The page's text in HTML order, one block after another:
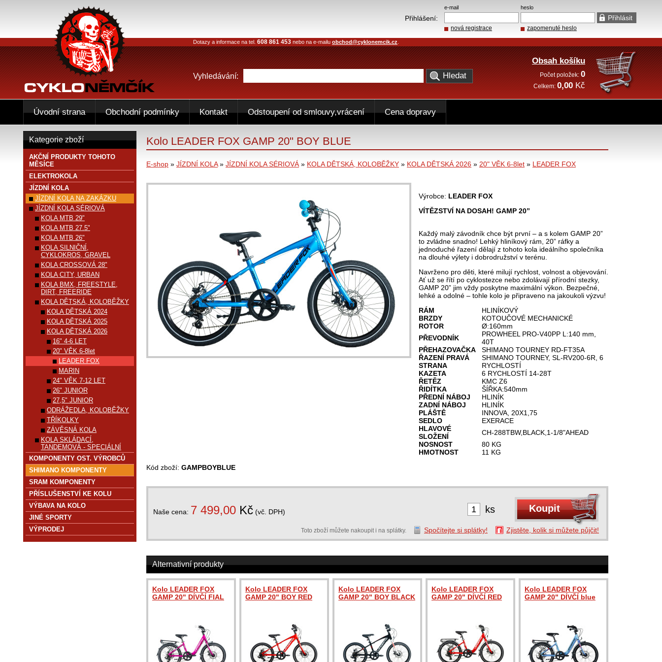
Kolo LEADER FOX GAMP 20" BOY BLUE
E-shop » JÍZDNÍ KOLA» JÍZDNÍ KOLA SÉRIOVÁ » KOLA DĚTSKÁ, KOLOBĚŽKY » KOLA DĚTSKÁ 2026 » 20" VĚK 6-8let » LEADER FOX
Výrobce: LEADER FOX
VÍTĚZSTVÍ NA DOSAH! GAMP 20”
Každý malý závodník chce být první – a s kolem GAMP 20”
to zvládne snadno! Lehký hliníkový rám, 20” ráfky a
jednoduché řazení dělají z tohoto kola ideálního společníka
na dlouhé výlety i dobrodružství v terénu.
Navrženo pro děti, které milují rychlost, volnost a objevování.
Ať už se řítí po cyklostezce nebo zdolávají přírodní stezky,
GAMP 20” jim vždy poskytne maximální výkon. Bezpečné,
lehké a odolné – tohle kolo je připraveno na jakoukoli výzvu!
RÁM
HLINÍKOVÝ
BRZDY
KOTOUČOVÉ MECHANICKÉ
ROTOR
Ø:160mm
PŘEVODNÍK
PROWHEEL PRO-V40PP L:140 mm,
40T
PŘEHAZOVAČKA
SHIMANO TOURNEY RD-FT35A
ŘAZENÍ PRAVÁ
STRANA
SHIMANO TOURNEY, SL-RV200-6R, 6
RYCHLOSTÍ
KAZETA
6 RYCHLOSTÍ 14-28T
ŘETĚZ
KMC Z6
ŘIDÍTKA
ŠÍŘKA:540mm
PŘEDNÍ NÁBOJ
HLINÍK
ZADNÍ NÁBOJ
HLINÍK
PLÁŠTĚ
INNOVA, 20X1,75
SEDLO
EXERACE
HLAVOVÉ
SLOŽENÍ
CH-288TBW,BLACK,1-1/8"AHEAD
NOSNOST
80 KG
HMOTNOST
11 KG
Kód zboží: GAMPBOYBLUE
Naše cena: 7 499,00 Kč (vč. DPH) ks
Toto zboží můžete nakoupit i na splátky. Spočítejte si splátky! Zjistěte, kolik si můžete půjčit!
Alternativní produkty
Kolo LEADER FOX
GAMP 20" DÍVČÍ FIAL
Kolo LEADER FOX
GAMP 20" BOY RED
Kolo LEADER FOX
GAMP 20" BOY BLACK
Kolo LEADER FOX
GAMP 20" DÍVČÍ RED
Kolo LEADER FOX
GAMP 20" DÍVČÍ blue
Kategorie zboží
AKČNÍ PRODUKTY TOHOTO
MĚSÍCE
ELEKTROKOLA
JÍZDNÍ KOLA
JÍZDNÍ KOLA NA ZAKÁZKU
JÍZDNÍ KOLA SÉRIOVÁ
KOLA MTB 29"
KOLA MTB 27.5"
KOLA MTB 26"
KOLA SILNIČNÍ,
CYKLOKROS, GRAVEL
KOLA CROSSOVÁ 28"
KOLA CITY, URBAN
KOLA BMX, FREESTYLE,
DIRT, FREERIDE
KOLA DĚTSKÁ, KOLOBĚŽKY
KOLA DĚTSKÁ 2024
KOLA DĚTSKÁ 2025
KOLA DĚTSKÁ 2026
16" 4-6 LET
20" VĚK 6-8let
LEADER FOX
MARIN
24" VĚK 7-12 LET
26" JUNIOR
27,5" JUNIOR
ODRÁŽEDLA, KOLOBĚŽKY
TŘÍKOLKY
ZÁVĚSNÁ KOLA
KOLA SKLÁDACÍ,
TANDEMOVÁ - SPECIÁLNÍ
KOMPONENTY OST. VÝROBCŮ
SHIMANO KOMPONENTY
SRAM KOMPONENTY
PŘÍSLUŠENSTVÍ KE KOLU
VÝBAVA NA KOLO
JINÉ SPORTY
VÝPRODEJ
e-mail heslo
Přihlášení:
nová registrace zapomenuté heslo
Dotazy a informace na tel. 608 861 453 nebo na e-mailu obchod@cyklonemcik.cz
Vyhledávání:
Obsah košíku
Počet položek:0
Celkem: 0,00 Kč
Úvodní strana Obchodní podmínky Kontakt Odstoupení od smlouvy,vrácení Cena dopravy